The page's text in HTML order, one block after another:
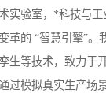
实验室，*科技与工
革的 “智慧引擎”。
生等技术，致力于
过模拟真实生产场